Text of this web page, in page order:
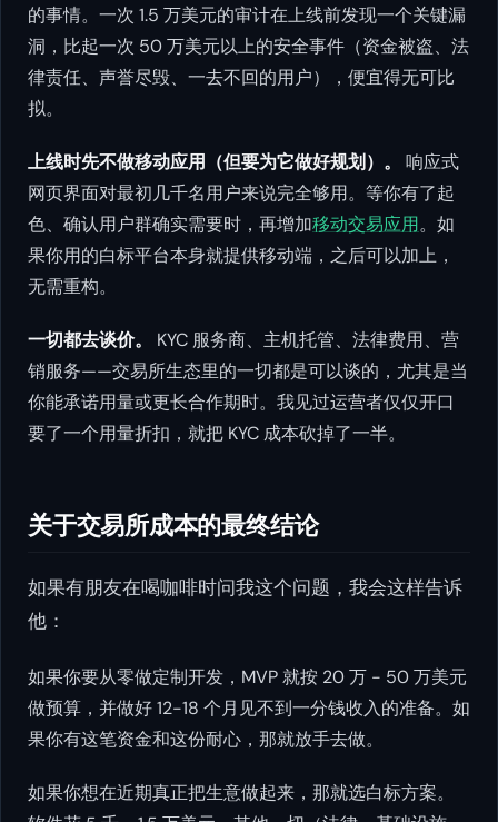
的事情。一次 1.5 万美元的审计在上线前发现一个关键漏
洞，比起一次 50 万美元以上的安全事件（资金被盗、法
律责任、声誉尽毁、一去不回的用户），便宜得无可比
拟。
上线时先不做移动应用（但要为它做好规划）。
响应式
网页界面对最初几千名用户来说完全够用。等你有了起
色、确认用户群确实需要时，再增加移动交易应用。如
果你用的白标平台本身就提供移动端，之后可以加上，
无需重构。
一切都去谈价。
KYC 服务商、主机托管、法律费用、营
销服务——交易所生态里的一切都是可以谈的，尤其是当
你能承诺用量或更长合作期时。我见过运营者仅仅开口
要了一个用量折扣，就把 KYC 成本砍掉了一半。
关于交易所成本的最终结论
如果有朋友在喝咖啡时问我这个问题，我会这样告诉
他：
如果你要从零做定制开发，MVP 就按 20 万 - 50 万美元
做预算，并做好 12-18 个月见不到一分钱收入的准备。如
果你有这笔资金和这份耐心，那就放手去做。
如果你想在近期真正把生意做起来，那就选白标方案。